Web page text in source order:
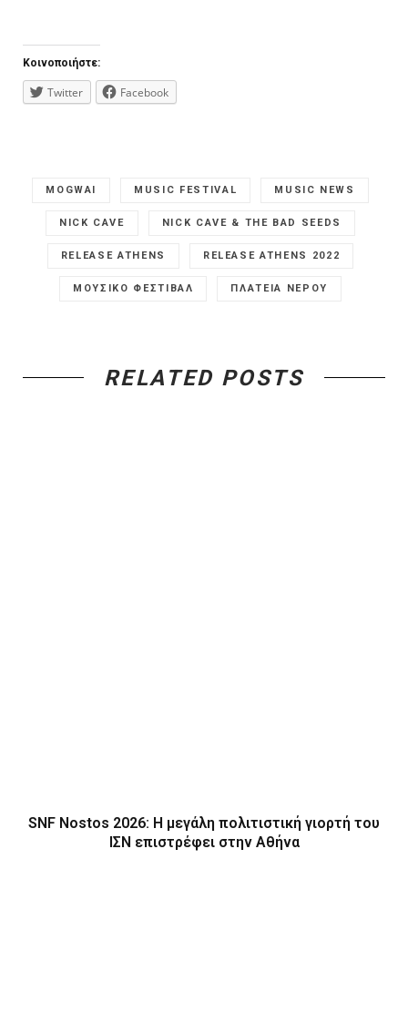
Κοινοποιήστε:
Twitter Facebook
MOGWAI MUSIC FESTIVAL MUSIC NEWS
NICK CAVE NICK CAVE & THE BAD SEEDS
RELEASE ATHENS RELEASE ATHENS 2022
ΜΟΥΣΙΚΟ ΦΕΣΤΙΒΑΛ ΠΛΑΤΕΙΑ ΝΕΡΟΥ
RELATED POSTS
SNF Nostos 2026: Η μεγάλη πολιτιστική γιορτή του
ΙΣΝ επιστρέφει στην Αθήνα